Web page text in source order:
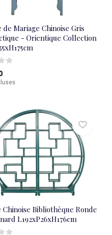
de Mariage Chinoise Gris
- Orientique Collection
Chinoise Bibliothèque Ronde
L192xP26xH176cm